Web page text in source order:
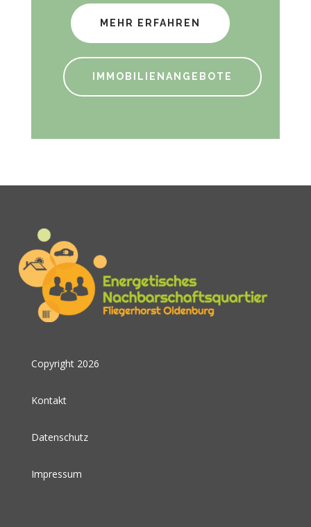
MEHR ERFAHREN
IMMOBILIENANGEBOTE
Copyright 2026
Kontakt
Datenschutz
Impressum